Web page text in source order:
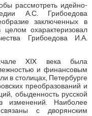
рассмотреть идейно-
А.С. Грибоедова
заключенных в
целом охарактеризовал
Грибоедова И.А.
XIX века была
и финансовым
в столицах, Петербурге
преобразований и
обыденность русской
изменений. Наиболее
с дворянским